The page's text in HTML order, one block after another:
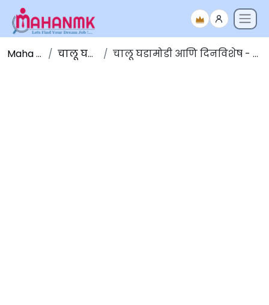
Maha NMK चालू घडामोडी चालू घडामोडी आणि दिनविशेष - 28 ऑगस्ट 2023